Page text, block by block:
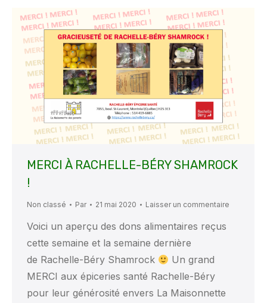
MERCI À RACHELLE-BÉRY SHAMROCK
!
Non classé Par 21 mai 2020 Laisser un commentaire
Voici un aperçu des dons alimentaires reçus
cette semaine et la semaine dernière
de Rachelle-Béry Shamrock
Un grand
MERCI aux épiceries santé Rachelle-Béry
pour leur générosité envers La Maisonnette